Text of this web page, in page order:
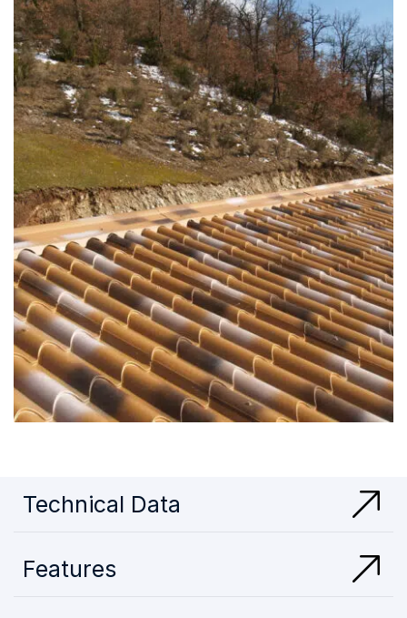
Technical Data
Features